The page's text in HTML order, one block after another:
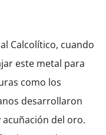
Calcolítico, cuando
este metal para
como los
desarrollaron
del oro.